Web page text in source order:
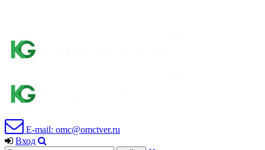
E-mail: omc@omctver.ru
Вход